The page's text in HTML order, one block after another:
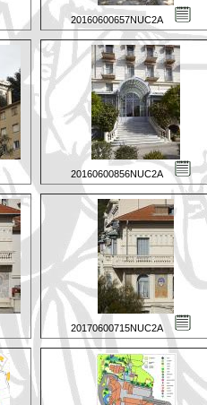
20160600657NUC2A
20160600856NUC2A
20170600715NUC2A